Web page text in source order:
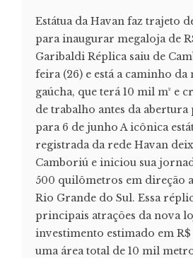
Estátua da Havan faz trajeto
para inaugurar megaloja de
Garibaldi Réplica saiu de
feira (26) e está a caminho
gaúcha, que terá 10 mil m² e
de trabalho antes da
para 6 de junho A icônica
registrada da rede Havan
Camboriú e iniciou sua
500 quilômetros em direção
Rio Grande do Sul. Essa
principais atrações da nova
investimento estimado em
uma área total de 10 mil